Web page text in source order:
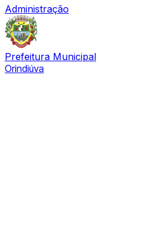
Administração
Prefeitura Municipal
Orindiúva